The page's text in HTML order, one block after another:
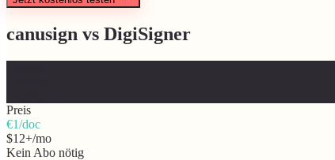
canusign vs DigiSigner
Preis
€1/doc
$12+/mo
Kein Abo nötig